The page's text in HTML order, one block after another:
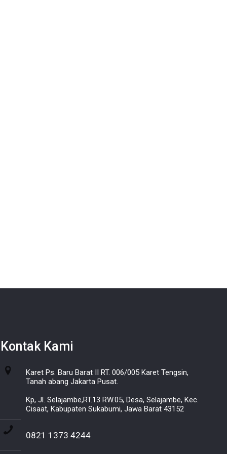
Kontak Kami
Karet Ps. Baru Barat II RT. 006/005 Karet Tengsin,
Tanah abang Jakarta Pusat.
Kp, Jl. Selajambe,RT.13 RW.05, Desa, Selajambe, Kec.
Cisaat, Kabupaten Sukabumi, Jawa Barat 43152
0821 1373 4244